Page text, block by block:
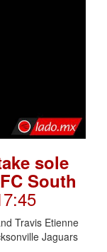
sole
South
Travis Etienne
Jaguars